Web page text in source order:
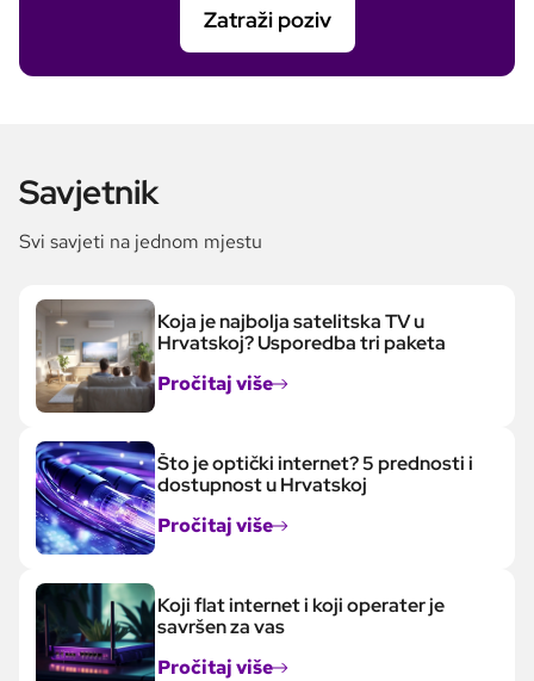
Zatraži poziv
Savjetnik
Svi savjeti na jednom mjestu
Koja je najbolja satelitska TV u
Hrvatskoj? Usporedba tri paketa
Pročitaj više
Što je optički internet? 5 prednosti i
dostupnost u Hrvatskoj
Pročitaj više
Koji flat internet i koji operater je
savršen za vas
Pročitaj više